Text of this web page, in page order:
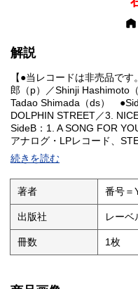
解説
【●当レコードは非売品で
郎（p）／Shinji Hashimoto
Tadao Shimada（ds）
DOLPHIN STREET／3.
SideB：1. A SONG FOR
アナログ・LPレコード、
価＝A 経年並 ●ライナーの
＝A- 少痛みと少汚れ有り
／C 】
続きを読む
著者 番号＝
出版社 レーベ
冊数 1枚